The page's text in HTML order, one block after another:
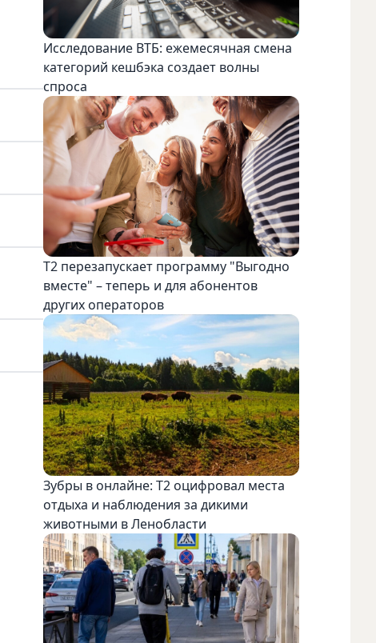
Исследование ВТБ: ежемесячная смена
категорий кешбэка создает волны
спроса
Т2 перезапускает программу "Выгодно
вместе" – теперь и для абонентов
других операторов
Зубры в онлайне: Т2 оцифровал места
отдыха и наблюдения за дикими
животными в Ленобласти